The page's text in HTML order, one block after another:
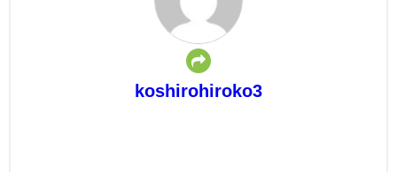
koshirohiroko3